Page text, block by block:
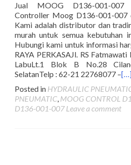
Jual MOOG D136-001-007
Controller Moog D136-001-007
Kami adalah distributor dan
murah untuk semua kebutuhan
Hubungi kami untuk informasi
RAYA PERKASAJl. RS
LabuLt.1 Blok B No.28
SelatanTelp : 62-21 22768077 –
Posted in HYDRAULIC
PNEUMATIC, MOOG CONTROL
D136-001-007 Leave a comment